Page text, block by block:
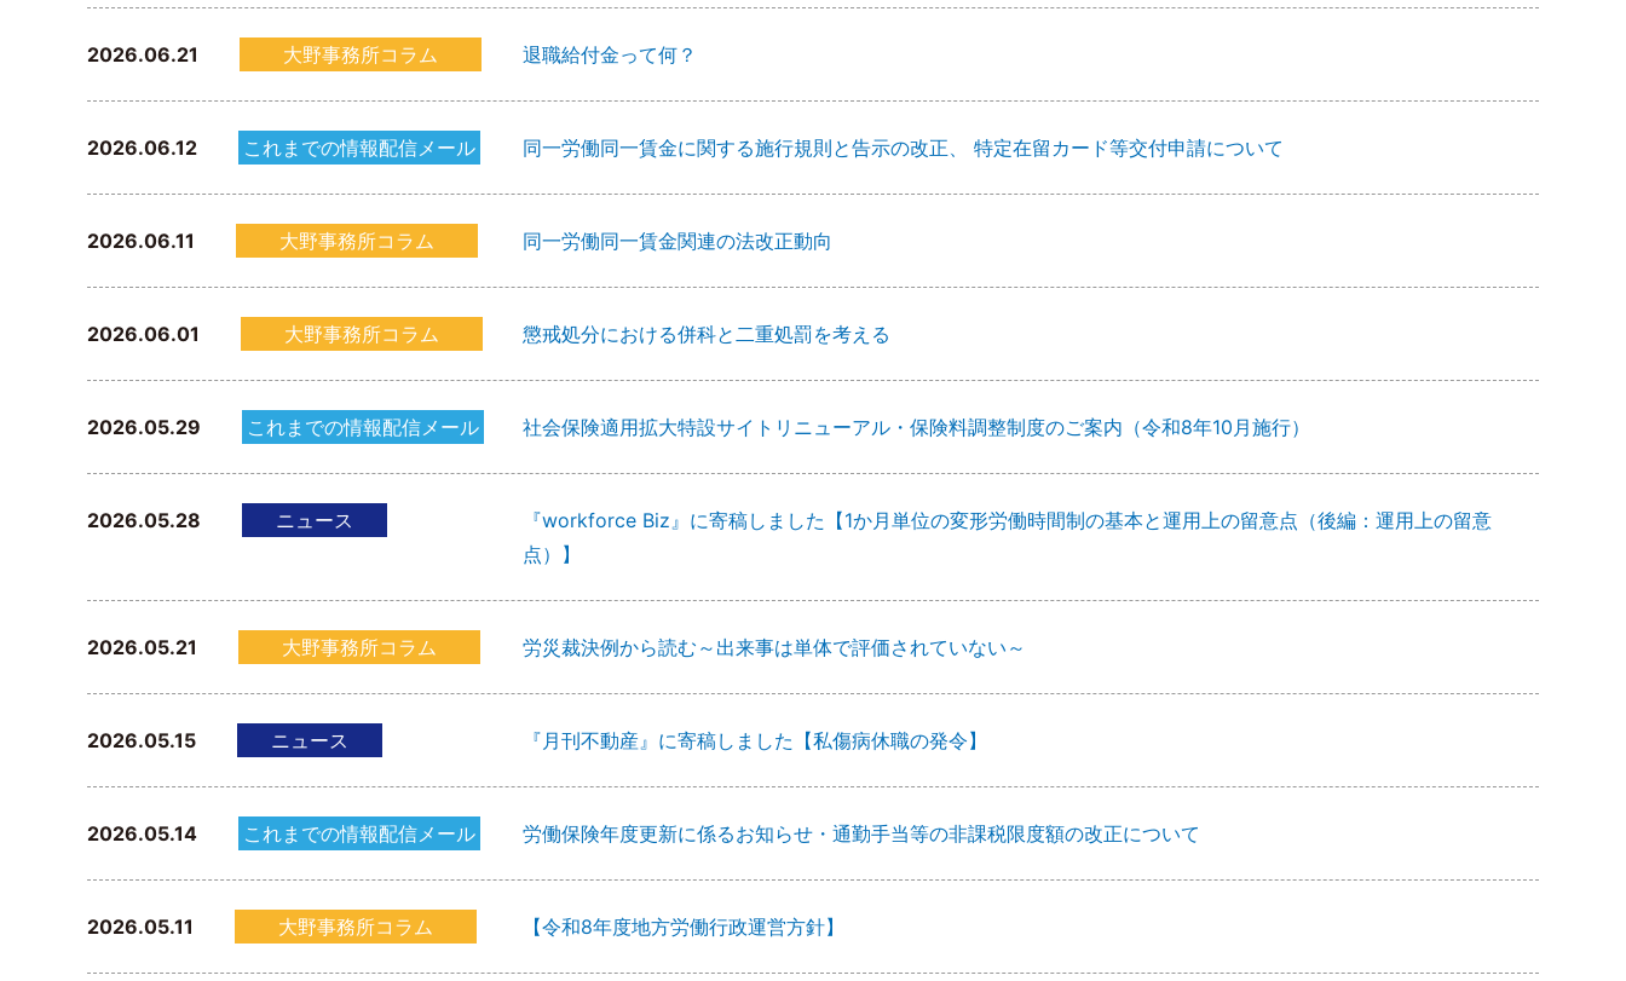
2026.06.21 大野事務所コラム 退職給付金って何？
2026.06.12 これまでの情報配信メール 同一労働同一賃金に関する施行規則と告示の改正、 特定在留カード等交付申請について
2026.06.11 大野事務所コラム 同一労働同一賃金関連の法改正動向
2026.06.01 大野事務所コラム 懲戒処分における併科と二重処罰を考える
2026.05.29 これまでの情報配信メール 社会保険適用拡大特設サイトリニューアル・保険料調整制度のご案内（令和8年10月施行）
2026.05.28 ニュース
『workforce Biz』に寄稿しました【1か月単位の変形労働時間制の基本と運用上の留意点（後編：運用上の留意
点）】
2026.05.21 大野事務所コラム 労災裁決例から読む～出来事は単体で評価されていない～
2026.05.15 ニュース 『月刊不動産』に寄稿しました【私傷病休職の発令】
2026.05.14 これまでの情報配信メール 労働保険年度更新に係るお知らせ・通勤手当等の非課税限度額の改正について
2026.05.11 大野事務所コラム 【令和8年度地方労働行政運営方針】